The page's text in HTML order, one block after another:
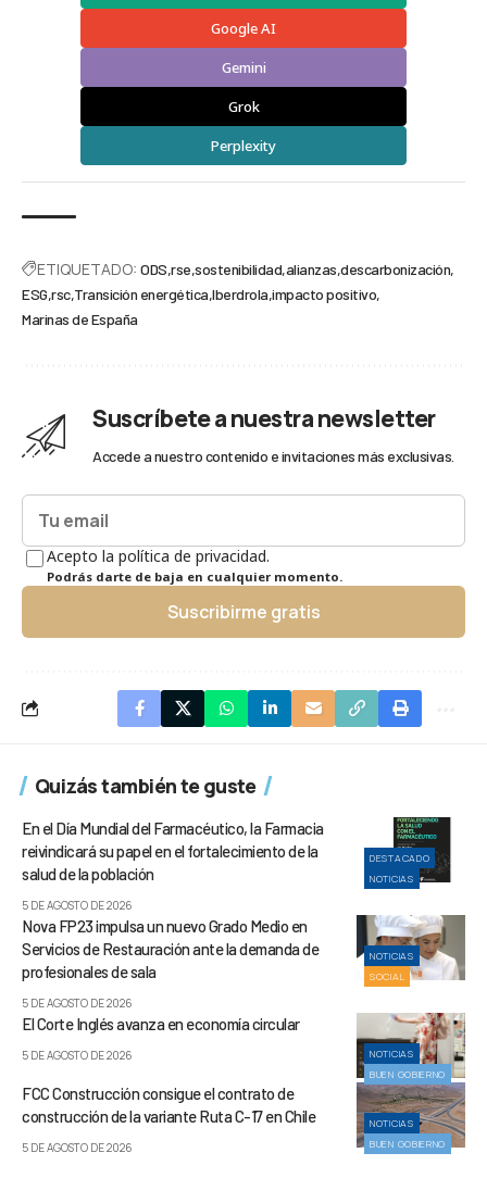
Google AI
Gemini
Grok
Perplexity
ETIQUETADO: ODS rse sostenibilidad alianzas descarbonización
ESG rsc Transición energética Iberdrola impacto positivo
Marinas de España
Suscríbete a nuestra newsletter
Accede a nuestro contenido e invitaciones más exclusivas.
Acepto la política de privacidad.
Podrás darte de baja en cualquier momento.
Suscribirme gratis
Quizás también te guste
DESTACADO
NOTICIAS
En el Día Mundial del Farmacéutico, la Farmacia
reivindicará su papel en el fortalecimiento de la
salud de la población
5 DE AGOSTO DE 2026
NOTICIAS
SOCIAL
Nova FP23 impulsa un nuevo Grado Medio en
Servicios de Restauración ante la demanda de
profesionales de sala
5 DE AGOSTO DE 2026
NOTICIAS
BUEN GOBIERNO
El Corte Inglés avanza en economía circular
5 DE AGOSTO DE 2026
NOTICIAS
BUEN GOBIERNO
FCC Construcción consigue el contrato de
construcción de la variante Ruta C-17 en Chile
5 DE AGOSTO DE 2026